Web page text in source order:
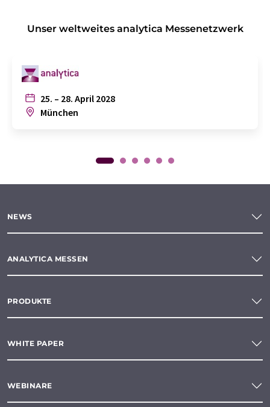
Unser weltweites analytica Messenetzwerk
25. – 28. April 2028
München
NEWS
ANALYTICA MESSEN
PRODUKTE
WHITE PAPER
WEBINARE